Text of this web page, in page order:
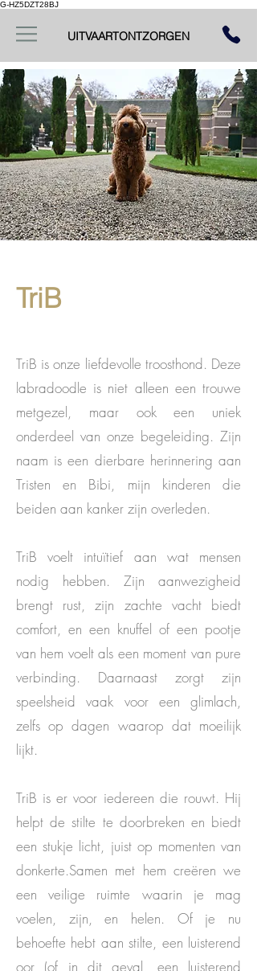
G-HZ5DZT28BJ
UITVAARTONTZORGEN
TriB
TriB is onze liefdevolle troosthond. Deze
labradoodle is niet alleen een trouwe
metgezel, maar ook een uniek
onderdeel van onze begeleiding. Zijn
naam is een dierbare herinnering aan
Tristen en Bibi, mijn kinderen die
beiden aan kanker zijn overleden.
TriB voelt intuïtief aan wat mensen
nodig hebben. Zijn aanwezigheid
brengt rust, zijn zachte vacht biedt
comfort, en een knuffel of een pootje
van hem voelt als een moment van pure
verbinding. Daarnaast zorgt zijn
speelsheid vaak voor een glimlach,
zelfs op dagen waarop dat moeilijk
lijkt.
TriB is er voor iedereen die rouwt. Hij
helpt de stilte te doorbreken en biedt
een stukje licht, juist op momenten van
donkerte.Samen met hem creëren we
een veilige ruimte waarin je mag
voelen, zijn, en helen. Of je nu
behoefte hebt aan stilte, een luisterend
oor (of in dit geval, een luisterend